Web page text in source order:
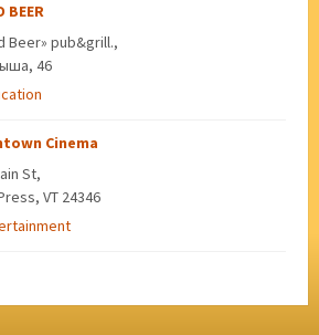
BEER
Beer» pub&grill.,
46
Cinema
St,
VT 24346